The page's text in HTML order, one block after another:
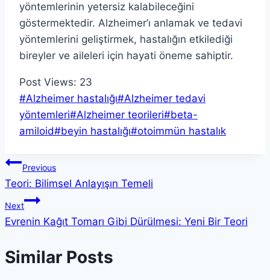
yöntemlerinin yetersiz kalabileceğini
göstermektedir. Alzheimer’ı anlamak ve tedavi
yöntemlerini geliştirmek, hastalığın etkilediği
bireyler ve aileleri için hayati öneme sahiptir.
Post Views: 23
Post
Tags:
#Alzheimer hastalığı#Alzheimer tedavi
yöntemleri#Alzheimer teorileri#beta-
amiloid#beyin hastalığı#otoimmün hastalık
Yazı
gezinmesi
Previous
Teori: Bilimsel Anlayışın Temeli
Next
Evrenin Kağıt Tomarı Gibi Dürülmesi: Yeni Bir Teori
Similar Posts